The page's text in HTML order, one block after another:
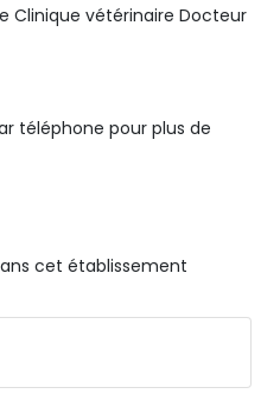
Clinique vétérinaire Docteur
téléphone pour plus de
cet établissement